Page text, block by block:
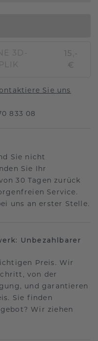
3D-
15,-
€
Sie uns
833 08
Sie nicht
Sie Ihr
30 Tagen zurück
Service.
uns an erster Stelle.
Unbezahlbarer
Preis. Wir
von der
und garantieren
Sie finden
Wir ziehen